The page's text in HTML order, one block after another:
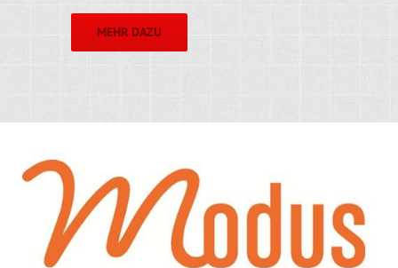
MEHR DAZU